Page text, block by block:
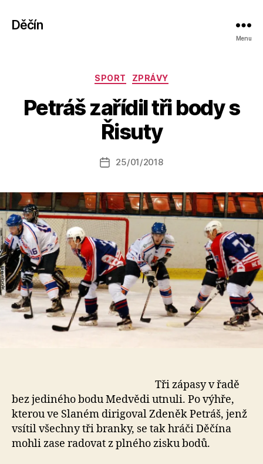
Děčín
Menu
Rubriky
SPORT ZPRÁVY
Petráš zařídil tři body s
Řisuty
Autor
příspěvku
u
o
a
s
o
Datum
25/01/2018
Tři zápasy v řadě
bez jediného bodu Medvědi utnuli. Po výhře,
kterou ve Slaném dirigoval Zdeněk Petráš, jenž
vsítil všechny tři branky, se tak hráči Děčína
mohli zase radovat z plného zisku bodů.